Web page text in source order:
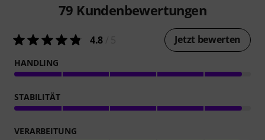
79 Kundenbewertungen
4.8 Jetzt bewerten
HANDLING
STABILITÄT
VERARBEITUNG